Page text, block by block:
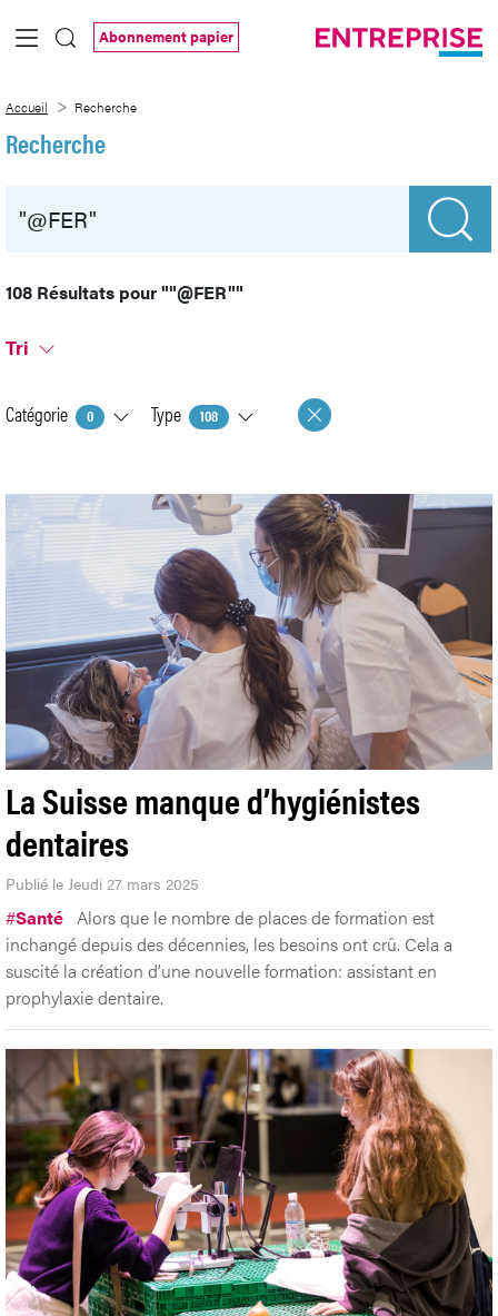
Saut au contenu principal
Abonnement papier
Accueil Recherche
Recherche
108 Résultats pour""@FER""
Tri
Catégorie 0 Type 108
La Suisse manque d’hygiénistes
dentaires
Publié le Jeudi 27 mars 2025
#Santé Alors que le nombre de places de formation est
inchangé depuis des décennies, les besoins ont crû. Cela a
suscité la création d’une nouvelle formation: assistant en
prophylaxie dentaire.